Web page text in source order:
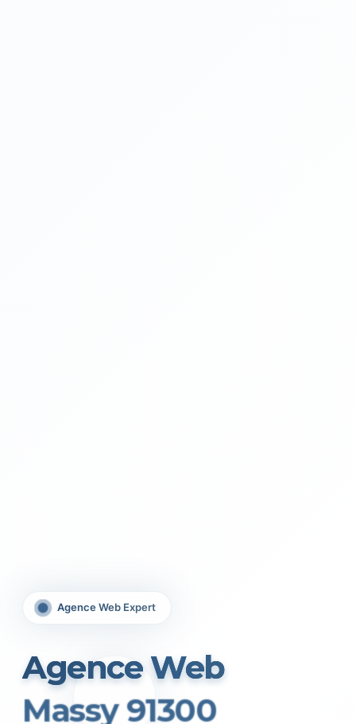
Agence Web Expert
Agence Web
Massy 91300